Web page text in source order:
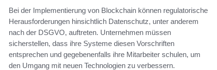
Bei der Implementierung von Blockchain können regulatorische
Herausforderungen hinsichtlich Datenschutz, unter anderem
nach der DSGVO, auftreten. Unternehmen müssen
sicherstellen, dass ihre Systeme diesen Vorschriften
entsprechen und gegebenenfalls ihre Mitarbeiter schulen, um
den Umgang mit neuen Technologien zu verbessern.